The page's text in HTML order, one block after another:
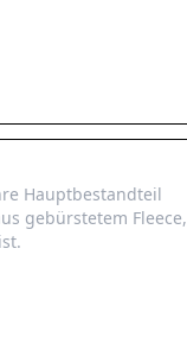
Hauptbestandteil
gebürstetem Fleece,